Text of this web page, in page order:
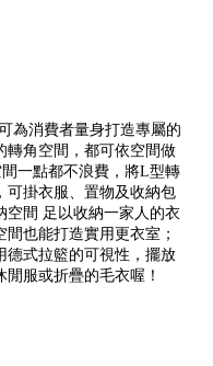
為消費者量身打造專屬的
轉角空間，都可依空間做
一點都不浪費，將L型轉
可掛衣服、置物及收納包
空間 足以收納一家人的衣
也能打造實用更衣室；
德式拉籃的可視性，擺放
服或折疊的毛衣喔！